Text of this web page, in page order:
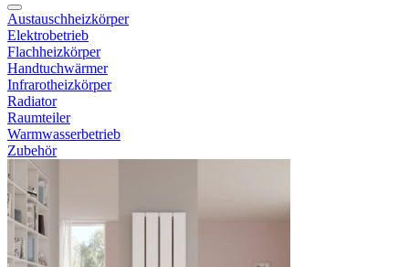
Austauschheizkörper
Elektrobetrieb
Flachheizkörper
Handtuchwärmer
Infrarotheizkörper
Radiator
Raumteiler
Warmwasserbetrieb
Zubehör